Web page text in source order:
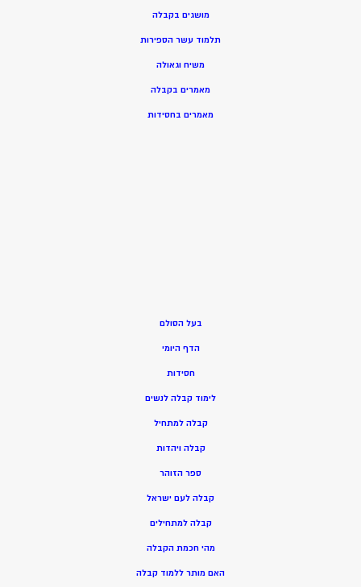
מושגים בקבלה
תלמוד עשר הספירות
משיח וגאולה
מאמרים בקבלה
מאמרים בחסידות
בעל הסולם
הדף היומי
חסידות
לימוד קבלה לנשים
קבלה למתחיל
קבלה ויהדות
ספר הזוהר
קבלה לעם ישראל
קבלה למתחילים
מהי חכמת הקבלה
האם מותר ללמוד קבלה